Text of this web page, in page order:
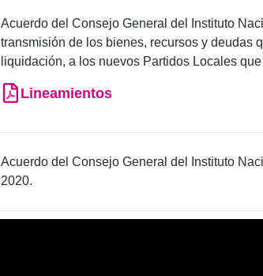
Acuerdo del Consejo General del Instituto
transmisión de los bienes, recursos y deudas
liquidación, a los nuevos Partidos Locales
Lineamientos
Acuerdo del Consejo General del Instituto
2020.